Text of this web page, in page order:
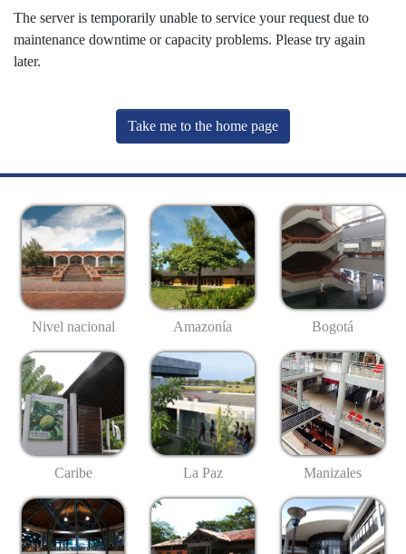
The server is temporarily unable to service your request due to
maintenance downtime or capacity problems. Please try again
later.
Take me to the home page
Nivel nacional Amazonía Bogotá
Caribe La Paz Manizales